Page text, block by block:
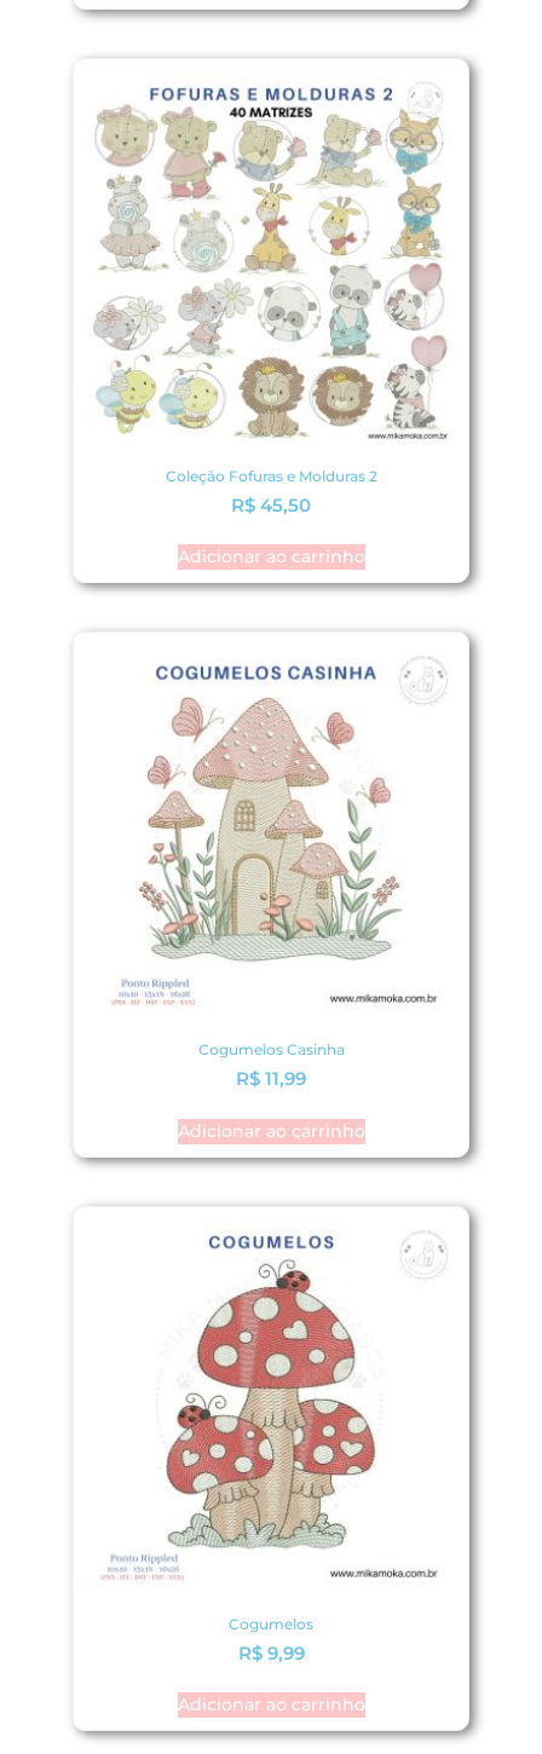
Coleção Fofuras e Molduras 2
R$ 45,50
Adicionar ao carrinho
Cogumelos Casinha
R$ 11,99
Adicionar ao carrinho
Cogumelos
R$9,99
Adicionar ao carrinho